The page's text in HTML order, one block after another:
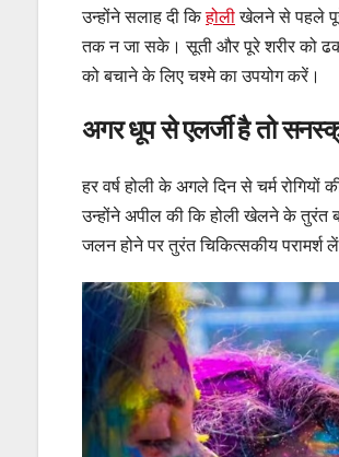
उन्होंने सलाह दी किहोलीखेलने से पहले पूरे
तक न जा सके। सूती और पूरे शरीर को
को बचाने के लिए चश्मे का उपयोग करें।
अगर धूप से एलर्जी है तो
हर वर्ष होली के अगले दिन से चर्म
उन्होंने अपील की कि होली खेलने के तुरंत
जलन होने पर तुरंत चिकित्सकीय